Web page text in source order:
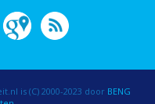
is (C) 2000-2023 door BENG